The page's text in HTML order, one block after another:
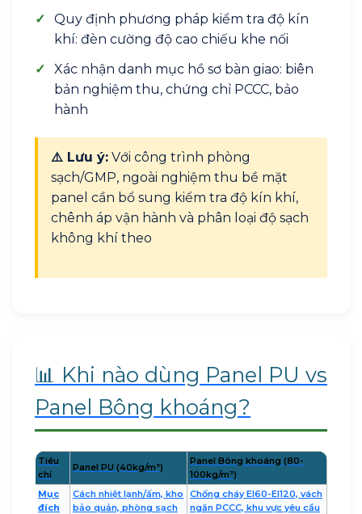
✓
Quy định phương pháp kiểm tra độ kín
khí: đèn cường độ cao chiếu khe nối
✓
Xác nhận danh mục hồ sơ bàn giao: biên
bản nghiệm thu, chứng chỉ PCCC, bảo
hành
⚠️ Lưu ý: Với công trình phòng
sạch/GMP, ngoài nghiệm thu bề mặt
panel cần bổ sung kiểm tra độ kín khí,
chênh áp vận hành và phân loại độ sạch
không khí theo
📊 Khi nào dùng Panel PU vs
Panel Bông khoáng?
Tiêu
chí
Panel PU (40kg/m³)
Panel Bông khoáng (80-
100kg/m³)
Mục
đích
Cách nhiệt lạnh/ấm, kho
bảo quản, phòng sạch
Chống cháy EI60-EI120, vách
ngăn PCCC, khu vực yêu cầu